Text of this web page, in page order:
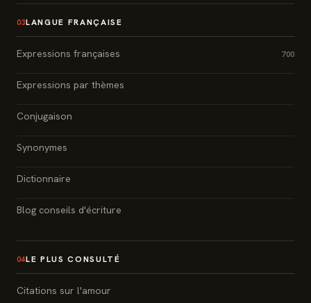
03LANGUE FRANÇAISE
Expressions françaises 700
Expressions par thèmes
Conjugaison
Synonymes
Dictionnaire
Blog conseils d'écriture
04LE PLUS CONSULTÉ
Citations sur l'amour